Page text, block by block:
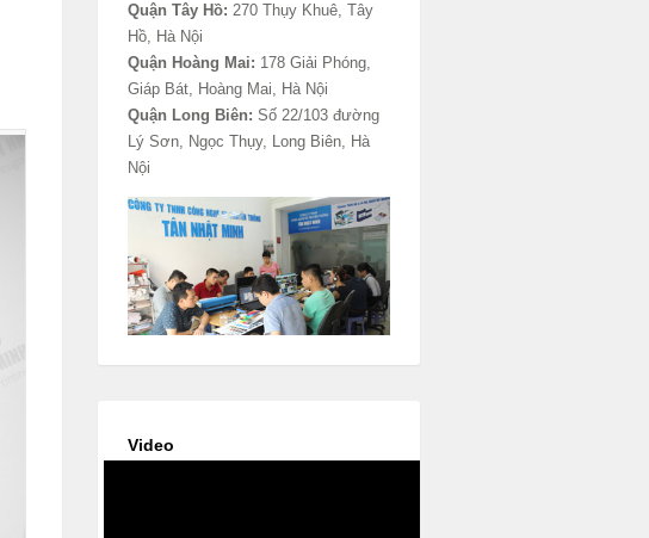
Quận Tây Hồ: 270 Thụy Khuê, Tây
Hồ, Hà Nội
Quận Hoàng Mai: 178 Giải Phóng,
Giáp Bát, Hoàng Mai, Hà Nội
Quận Long Biên: Số 22/103 đường
Lý Sơn, Ngọc Thụy, Long Biên, Hà
Nội
Video